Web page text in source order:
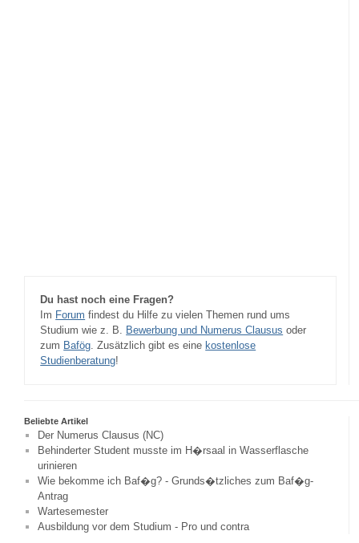
Du hast noch eine Fragen?
Im Forum findest du Hilfe zu vielen Themen rund ums
Studium wie z. B. Bewerbung und Numerus Clausus oder
zum Bafög. Zusätzlich gibt es eine kostenlose
Studienberatung!
Beliebte Artikel
Der Numerus Clausus (NC)
Behinderter Student musste im H�rsaal in Wasserflasche
urinieren
Wie bekomme ich Baf�g? - Grunds�tzliches zum Baf�g-
Antrag
Wartesemester
Ausbildung vor dem Studium - Pro und contra